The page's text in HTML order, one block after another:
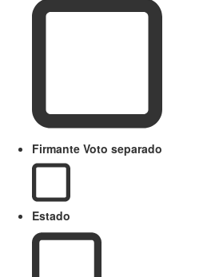
Firmante Voto separado
Estado